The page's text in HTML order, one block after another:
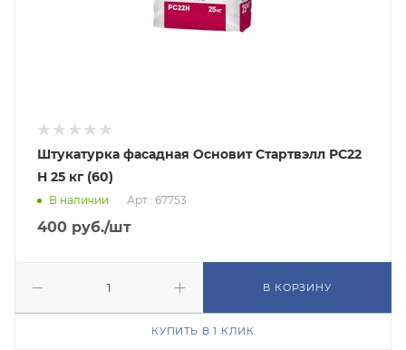
Штукатурка фасадная Основит Стартвэлл РС22
Н 25 кг (60)
В наличии Арт.: 67753
400 руб./шт
В КОРЗИНУ
КУПИТЬ В 1 КЛИК